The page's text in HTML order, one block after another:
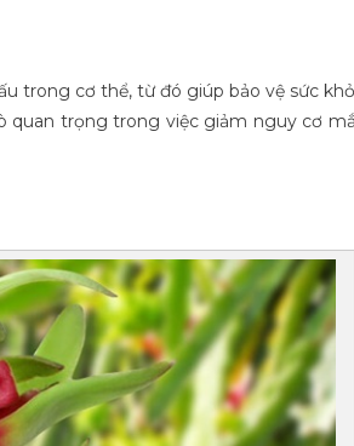
trong cơ thể, từ đó giúp bảo vệ sức
quan trọng trong việc giảm nguy cơ